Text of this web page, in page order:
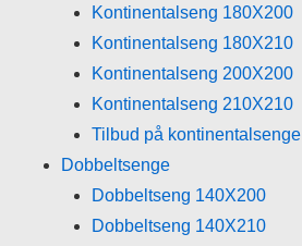
Kontinentalseng 180X200
Kontinentalseng 180X210
Kontinentalseng 200X200
Kontinentalseng 210X210
Tilbud på kontinentalsenge
Dobbeltsenge
Dobbeltseng 140X200
Dobbeltseng 140X210